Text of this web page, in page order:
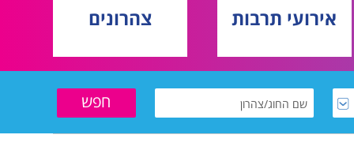
אירועי תרבות צהרונים